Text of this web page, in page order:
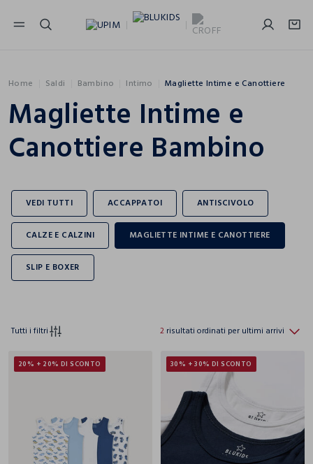
NAVIGATION.ARIA.GOTOMAINCONTENT
Home Saldi Bambino Intimo Magliette Intime e Canottiere
Magliette Intime e
Canottiere Bambino
Tutti i filtri 2 risultati ordinati per ultimi arrivi
20% + 20% DI SCONTO 30% + 30% DI SCONTO